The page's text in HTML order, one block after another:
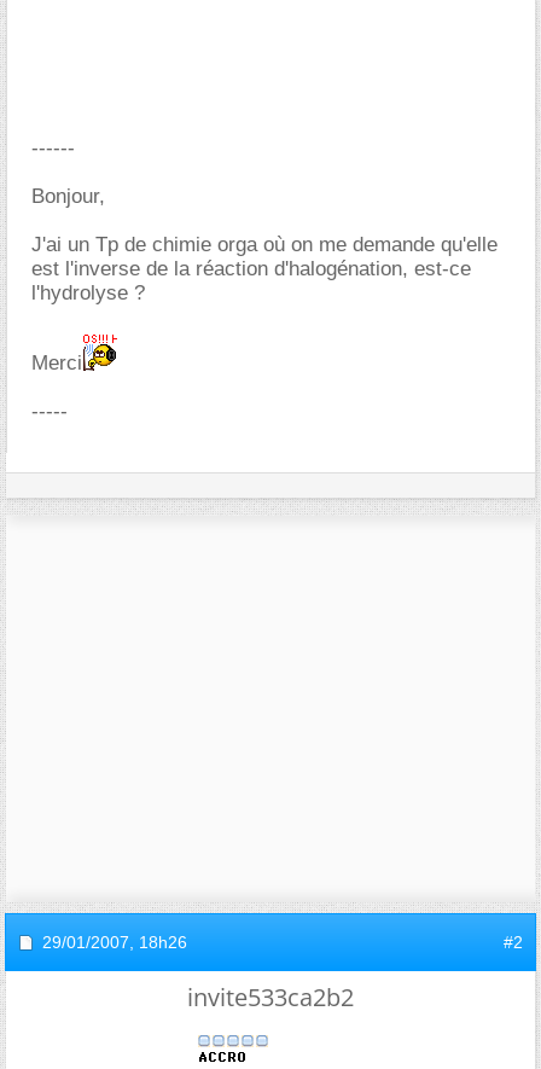
------
Bonjour,
J'ai un Tp de chimie orga où on me demande qu'elle
est l'inverse de la réaction d'halogénation, est-ce
l'hydrolyse ?
Merci
-----
29/01/2007, 18h26 #2
invite533ca2b2